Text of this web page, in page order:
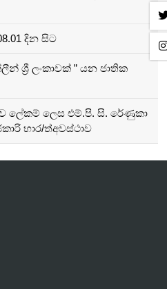
දින සිට
ශ්‍රී ලංකාවක් ” යන ජාතික
ලේකම් ලෙස එම්.පි. සි. රේණුකා
භාර/ත්අවස්ථාව